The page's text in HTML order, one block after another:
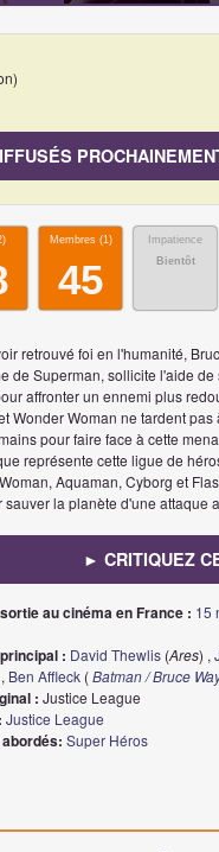
) Membres (1)
45
Impatience
Bientôt
retrouvé foi en l'humanité,
de Superman, sollicite l'aide
affronter un ennemi plus
Wonder Woman ne tardent
pour faire face à cette
représente cette ligue de
Aquaman, Cyborg et
sauver la planète d'une attaque
► CRITIQUEZ
au cinéma en France : 15
: David Thewlis (Ares) ,
Ben Affleck (Batman / Bruce
: Justice League
Justice League
Super Héros